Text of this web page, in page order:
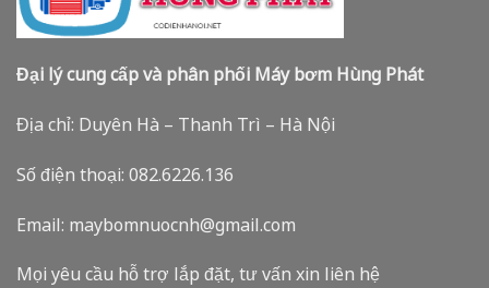
Đại lý cung cấp và phân phối Máy bơm Hùng Phát
Địa chỉ: Duyên Hà – Thanh Trì – Hà Nội
Số điện thoại: 082.6226.136
Email: maybomnuocnh@gmail.com
Mọi yêu cầu hỗ trợ lắp đặt, tư vấn xin liên hệ